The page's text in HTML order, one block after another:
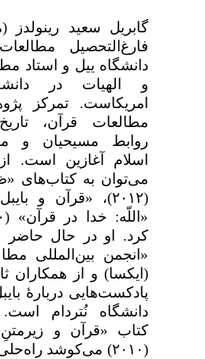
فارغ‌التحصیل
دانشگاه ییل و استاد
و الهیات در
امریکاست. تمرکز
مطالعات قرآن،
روابط مسیحیان و
اسلام آغازین است.
می‌توان به کتاب‌های
کرد. او در حال حاضر
«انجمن بین‌المللی
(ایکسا) و از همکاران
پادکست‌هایی دربارهٔ
دانشگاه نُتردام است.
کتاب «قرآن و زیرمتنِ
(۲۰۱۰) می‌کوشد